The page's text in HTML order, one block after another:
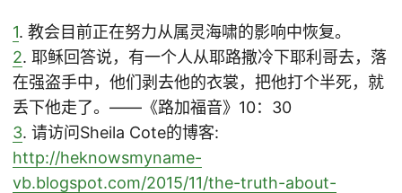
1. 教会目前正在努力从属灵海啸的影响中恢复。
2. 耶稣回答说，有一个人从耶路撒冷下耶利哥去，落
在强盗手中，他们剥去他的衣裳，把他打个半死，就
丢下他走了。——《路加福音》10：30
3. 请访问Sheila Cote的博客:
http://heknowsmyname-
vb.blogspot.com/2015/11/the-truth-about-